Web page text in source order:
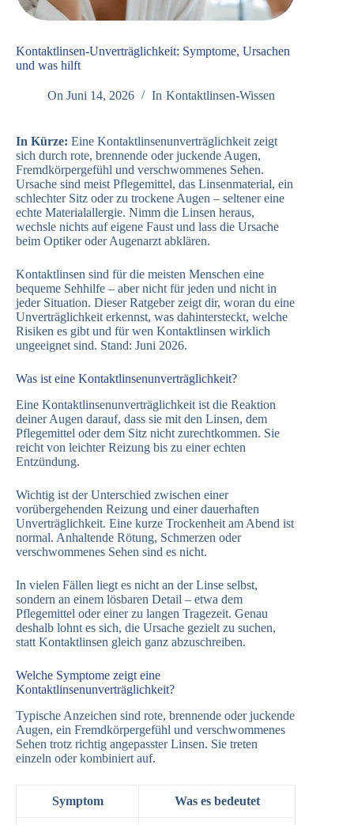
Kontaktlinsen-Unverträglichkeit: Symptome, Ursachen
und was hilft
On Juni 14, 2026 In Kontaktlinsen-Wissen
In Kürze: Eine Kontaktlinsenunverträglichkeit zeigt
sich durch rote, brennende oder juckende Augen,
Fremdkörpergefühl und verschwommenes Sehen.
Ursache sind meist Pflegemittel, das Linsenmaterial, ein
schlechter Sitz oder zu trockene Augen – seltener eine
echte Materialallergie. Nimm die Linsen heraus,
wechsle nichts auf eigene Faust und lass die Ursache
beim Optiker oder Augenarzt abklären.
Kontaktlinsen sind für die meisten Menschen eine
bequeme Sehhilfe – aber nicht für jeden und nicht in
jeder Situation. Dieser Ratgeber zeigt dir, woran du eine
Unverträglichkeit erkennst, was dahintersteckt, welche
Risiken es gibt und für wen Kontaktlinsen wirklich
ungeeignet sind. Stand: Juni 2026.
Was ist eine Kontaktlinsenunverträglichkeit?
Eine Kontaktlinsenunverträglichkeit ist die Reaktion
deiner Augen darauf, dass sie mit den Linsen, dem
Pflegemittel oder dem Sitz nicht zurechtkommen. Sie
reicht von leichter Reizung bis zu einer echten
Entzündung.
Wichtig ist der Unterschied zwischen einer
vorübergehenden Reizung und einer dauerhaften
Unverträglichkeit. Eine kurze Trockenheit am Abend ist
normal. Anhaltende Rötung, Schmerzen oder
verschwommenes Sehen sind es nicht.
In vielen Fällen liegt es nicht an der Linse selbst,
sondern an einem lösbaren Detail – etwa dem
Pflegemittel oder einer zu langen Tragezeit. Genau
deshalb lohnt es sich, die Ursache gezielt zu suchen,
statt Kontaktlinsen gleich ganz abzuschreiben.
Welche Symptome zeigt eine
Kontaktlinsenunverträglichkeit?
Typische Anzeichen sind rote, brennende oder juckende
Augen, ein Fremdkörpergefühl und verschwommenes
Sehen trotz richtig angepasster Linsen. Sie treten
einzeln oder kombiniert auf.
Symptom Was es bedeutet